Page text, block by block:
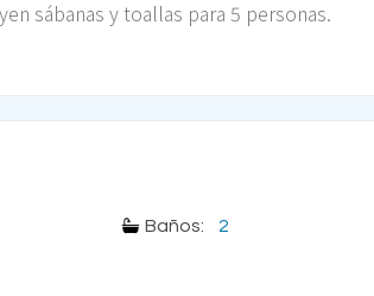
sábanas y toallas para 5 personas.
Baños: 2